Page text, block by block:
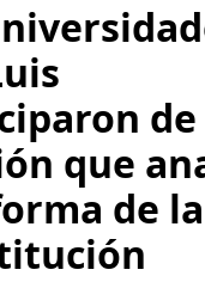
de
que
de la